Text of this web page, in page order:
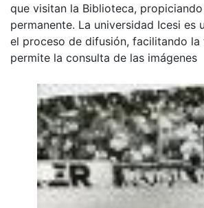
que visitan la Biblioteca,
permanente. La universidad Icesi es
el proceso de difusión, facilitando la
permite la consulta de las imágenes